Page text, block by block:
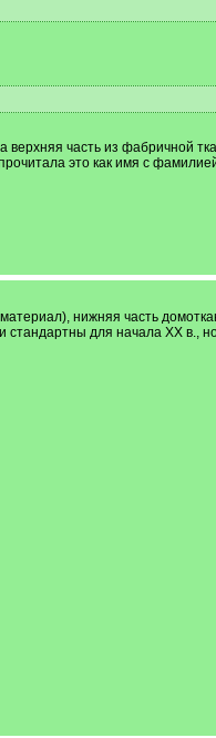
часть из фабричной
это как имя с
нижняя часть
стандартны для начала ХХ в.,